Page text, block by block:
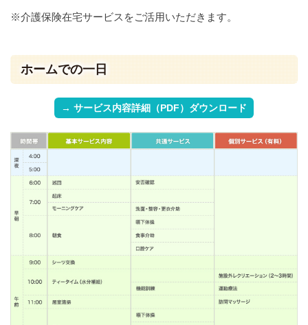
※介護保険在宅サービスをご活用いただきます。
ホームでの一日
→ サービス内容詳細（PDF）ダウンロード